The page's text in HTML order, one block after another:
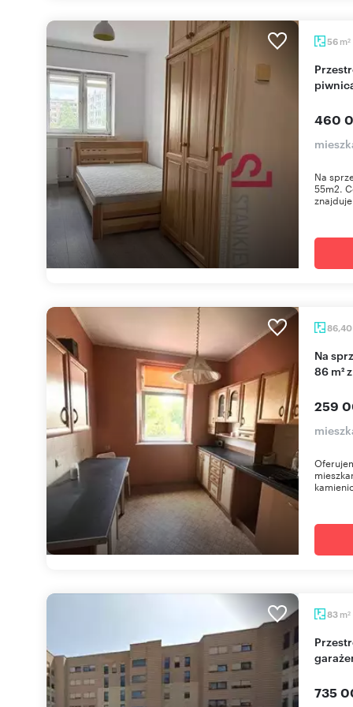
56 m2
Przestronne 3-pokojowe mieszkanie z balkonem i
460
Na
55m2.
86,40
Na sprzedaż przestronne 3-pokojowe mieszkanie
86 m²
259
83 m2
Przestronne 4-pokojowe mieszkanie z tarasem i
735